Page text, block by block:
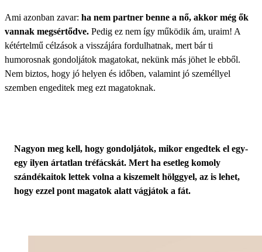
Ami azonban zavar: ha nem partner benne a nő, akkor még ők
vannak megsértődve. Pedig ez nem így működik ám, uraim! A
kétértelmű célzások a visszájára fordulhatnak, mert bár ti
humorosnak gondoljátok magatokat, nekünk más jöhet le ebből.
Nem biztos, hogy jó helyen és időben, valamint jó személlyel
szemben engeditek meg ezt magatoknak.
Nagyon meg kell, hogy gondoljátok, mikor engedtek el egy-
egy ilyen ártatlan tréfácskát. Mert ha esetleg komoly
szándékaitok lettek volna a kiszemelt hölggyel, az is lehet,
hogy ezzel pont magatok alatt vágjátok a fát.